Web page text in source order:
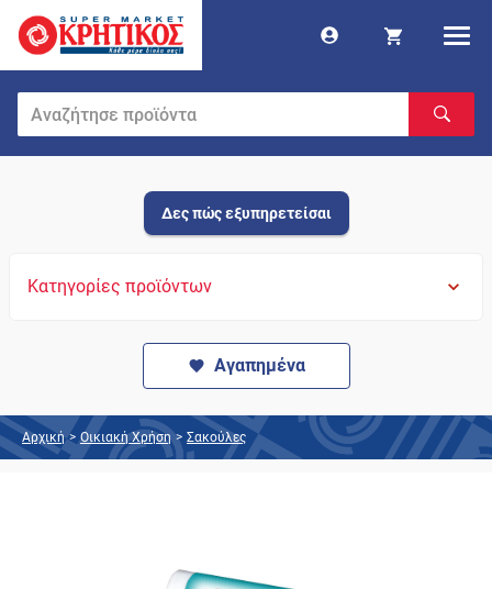
Δες πώς εξυπηρετείσαι
Κατηγορίες προϊόντων
Αγαπημένα
Αρχική > Οικιακή Χρήση > Σακούλες